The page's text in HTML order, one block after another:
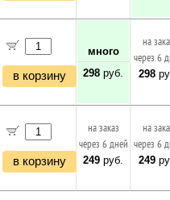
в корзину
много
298 руб.
на
через 6
298
в корзину
на заказ
через 6 дней
249 руб.
на
через 6
249